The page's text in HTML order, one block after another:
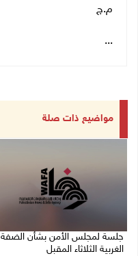
م.ج
...
مواضيع ذات صلة
جلسة لمجلس الأمن بشأن الضفة
الغربية الثلاثاء المقبل